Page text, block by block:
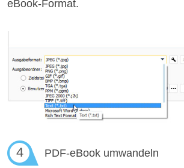
eBook-Format.
4 PDF-eBook umwandeln